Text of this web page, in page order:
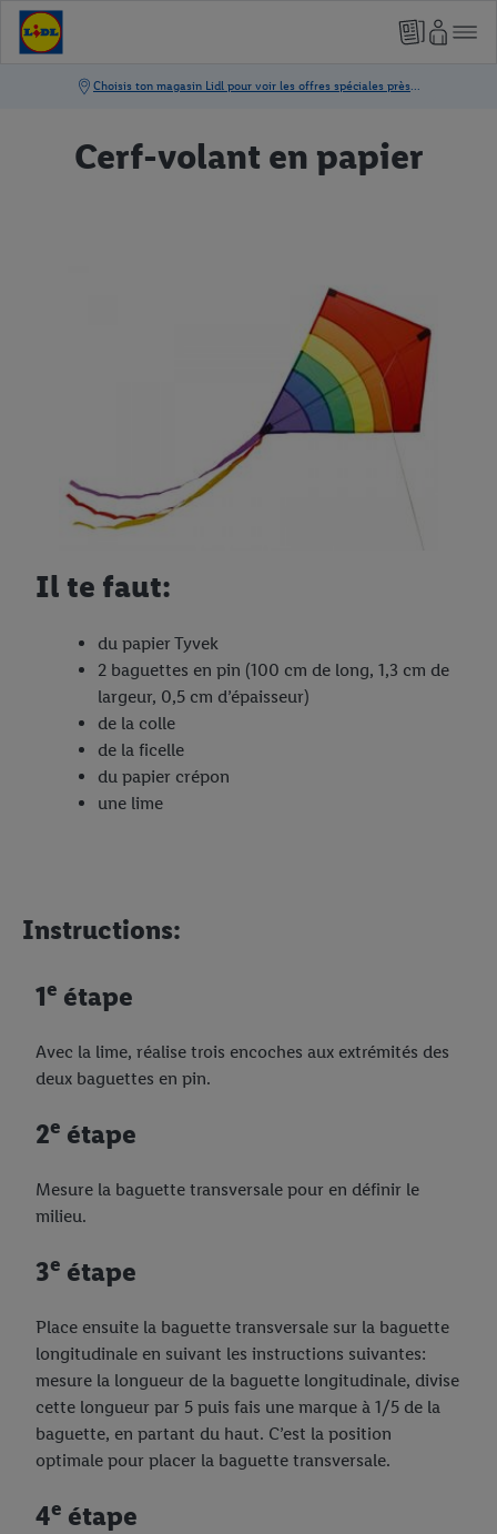
Cerf-volant en papier
Il te faut:
du papier Tyvek
2 baguettes en pin (100 cm de long, 1,3 cm de
largeur, 0,5 cm d’épaisseur)
de la colle
de la ficelle
du papier crépon
une lime
Instructions:
1e étape
Avec la lime, réalise trois encoches aux extrémités des
deux baguettes en pin.
2e étape
Mesure la baguette transversale pour en définir le
milieu.
3e étape
Place ensuite la baguette transversale sur la baguette
longitudinale en suivant les instructions suivantes:
mesure la longueur de la baguette longitudinale, divise
cette longueur par 5 puis fais une marque à 1/5 de la
baguette, en partant du haut. C’est la position
optimale pour placer la baguette transversale.
4e étape